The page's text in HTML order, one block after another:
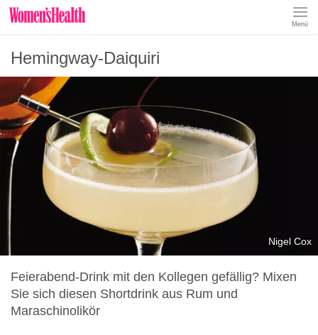
Menü
ABNEHMEN MUSKELAUFBAU
ERNÄHRUNGSFORMEN
Hemingway-Daiquiri
Nigel Cox
Feierabend-Drink mit den Kollegen gefällig? Mixen
Sie sich diesen Shortdrink aus Rum und
Maraschinolikör